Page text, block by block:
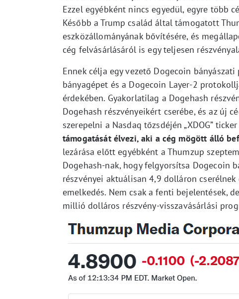
Ezzel egyébként nincs egyedül, egyre több
Később a Trump család által támogatott
eszközállományának bővítésére, és
cég felvásárlásáról is egy teljesen
Ennek célja egy vezető Dogecoin
bányagépet és a Dogecoin Layer-2
érdekében. Gyakorlatilag a Dogehash
Dogehash részvényeikért cserébe, és az új
szerepelni a Nasdaq tőzsdéjén „XDOG”
támogatását élvezi, aki a cég mögött álló
lezárása előtt egyébként a Thumzup
Dogehash-nak, hogy felgyorsítsa Dogecoin
részvényei aktuálisan 4,9 dolláron
emelkedés. Nem csak a fenti bejelentések,
millió dolláros részvény-visszavásárlási